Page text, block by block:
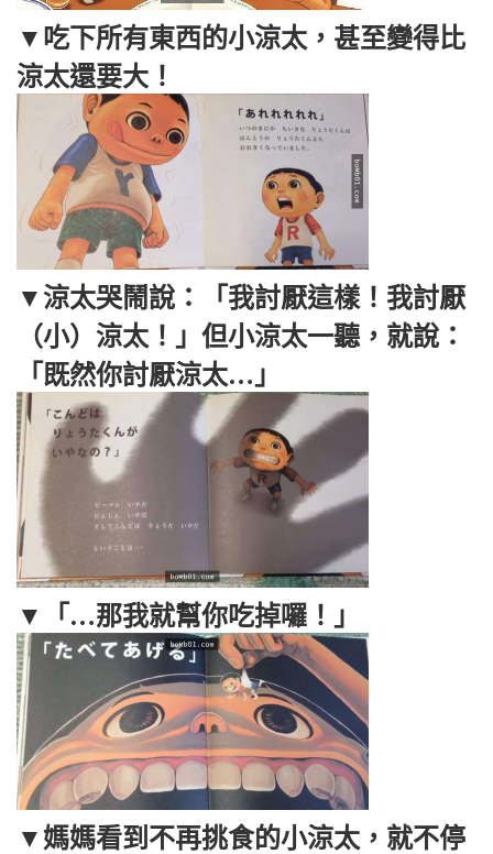
▼吃下所有東西的小涼太，甚至變得比
涼太還要大！
▼涼太哭鬧說：「我討厭這樣！我討厭
（小）涼太！」但小涼太一聽，就說：
「既然你討厭涼太…」
▼「…那我就幫你吃掉囉！」
▼媽媽看到不再挑食的小涼太，就不停